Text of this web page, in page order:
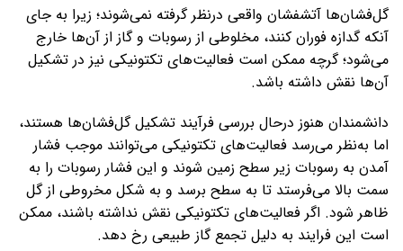
گل‌فشان‌ها آتشفشان واقعی درنظر گرفته نمی‌شوند؛ زیرا به جای
آنکه گدازه فوران کنند، مخلوطی از رسوبات و گاز از آن‌ها خارج
می‌شود؛ گرچه ممکن است فعالیت‌های تکتونیکی نیز در تشکیل
آن‌ها نقش داشته باشد.
دانشمندان هنوز درحال بررسی فرآیند تشکیل گل‌فشان‌ها هستند،
اما به‌نظر می‌رسد فعالیت‌های تکتونیکی می‌توانند موجب فشار
آمدن به رسوبات زیر سطح زمین شوند و این فشار رسوبات را به
سمت بالا می‌فرستد تا به سطح برسد و به شکل مخروطی از گل
ظاهر شود. اگر فعالیت‌های تکتونیکی نقش نداشته باشند، ممکن
است این فرایند به دلیل تجمع گاز طبیعی رخ دهد.